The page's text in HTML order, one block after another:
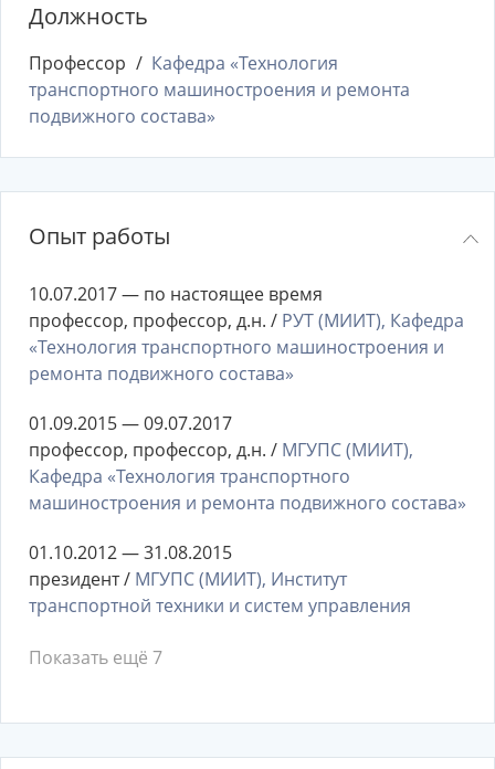
Должность
Профессор
Кафедра «Технология
транспортного машиностроения и ремонта
подвижного состава»
Опыт работы
10.07.2017 — по настоящее время
профессор, профессор, д.н. / РУТ (МИИТ), Кафедра
«Технология транспортного машиностроения и
ремонта подвижного состава»
01.09.2015 — 09.07.2017
профессор, профессор, д.н. / МГУПС (МИИТ),
Кафедра «Технология транспортного
машиностроения и ремонта подвижного состава»
01.10.2012 — 31.08.2015
президент / МГУПС (МИИТ), Институт
транспортной техники и систем управления
Показать ещё 7